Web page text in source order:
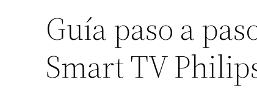
Guía paso a
Smart TV